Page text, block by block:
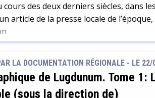
des deux derniers siècles, dans
article de la presse locale de
LA DOCUMENTATION RÉGIONALE - LE
de Lugdunum. Tome 1:
(sous la direction de)